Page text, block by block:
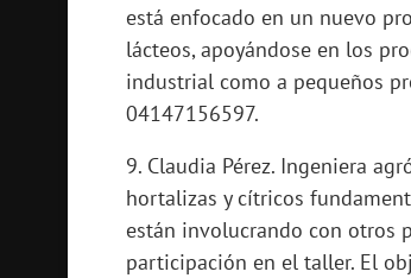
está enfocado en un nuevo
lácteos, apoyándose en los
industrial como a pequeños
04147156597.
9. Claudia Pérez. Ingeniera
hortalizas y cítricos
están involucrando con otros
participación en el taller. El